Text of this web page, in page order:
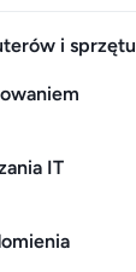
i sprzętu
IT